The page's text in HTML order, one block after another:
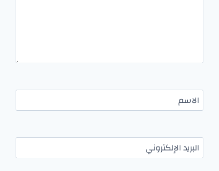
الاسم
البريد الإلكتروني